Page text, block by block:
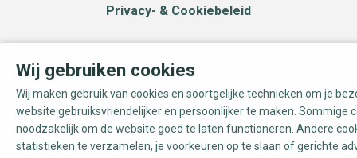
Privacy- & Cookiebeleid
Wij gebruiken cookies
Wij maken gebruik van cookies en soortgelijke technieken om je
website gebruiksvriendelijker en persoonlijker te maken. Sommige
noodzakelijk om de website goed te laten functioneren. Andere
statistieken te verzamelen, je voorkeuren op te slaan of gerichte